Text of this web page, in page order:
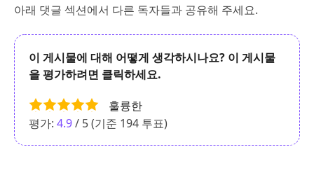
아래 댓글 섹션에서 다른 독자들과 공유해 주세요.
이 게시물에 대해 어떻게 생각하시나요? 이 게시물
을 평가하려면 클릭하세요.
훌륭한
평가: 4.9/ 5 (기준 194 투표)